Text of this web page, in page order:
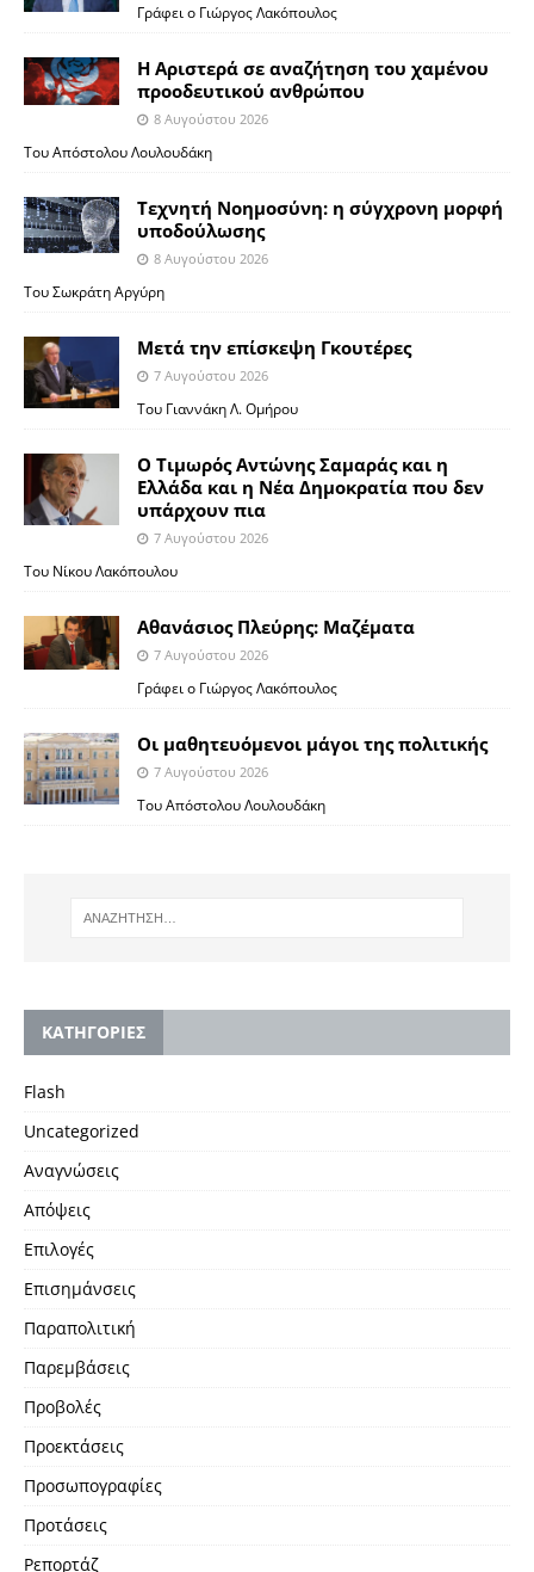
Γράφει ο Γιώργος Λακόπουλος
Η Αριστερά σε αναζήτηση του χαμένου
προοδευτικού ανθρώπου
8 Αυγούστου 2026
Του Απόστολου Λουλουδάκη
Τεχνητή Νοημοσύνη: η σύγχρονη μορφή
υποδούλωσης
8 Αυγούστου 2026
Του Σωκράτη Αργύρη
Μετά την επίσκεψη Γκουτέρες
7 Αυγούστου 2026
Του Γιαννάκη Λ. Ομήρου
Ο Τιμωρός Αντώνης Σαμαράς και η
Ελλάδα και η Νέα Δημοκρατία που δεν
υπάρχουν πια
7 Αυγούστου 2026
Του Νίκου Λακόπουλου
Αθανάσιος Πλεύρης: Μαζέματα
7 Αυγούστου 2026
Γράφει ο Γιώργος Λακόπουλος
Οι μαθητευόμενοι μάγοι της πολιτικής
7 Αυγούστου 2026
Του Απόστολου Λουλουδάκη
KΑΤΗΓΟΡΙΕΣ
Flash
Uncategorized
Αναγνώσεις
Απόψεις
Επιλογές
Επισημάνσεις
Παραπολιτική
Παρεμβάσεις
Προβολές
Προεκτάσεις
Προσωπογραφίες
Προτάσεις
Ρεπορτάζ